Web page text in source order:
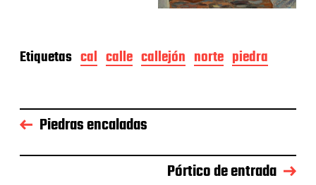
Etiquetas cal calle callejón norte piedra
Piedras encaladas
Pórtico de entrada